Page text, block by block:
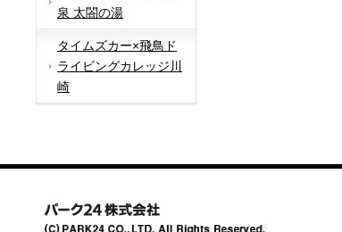
泉 太閤の湯
タイムズカー×飛鳥ド
ライビングカレッジ川
崎